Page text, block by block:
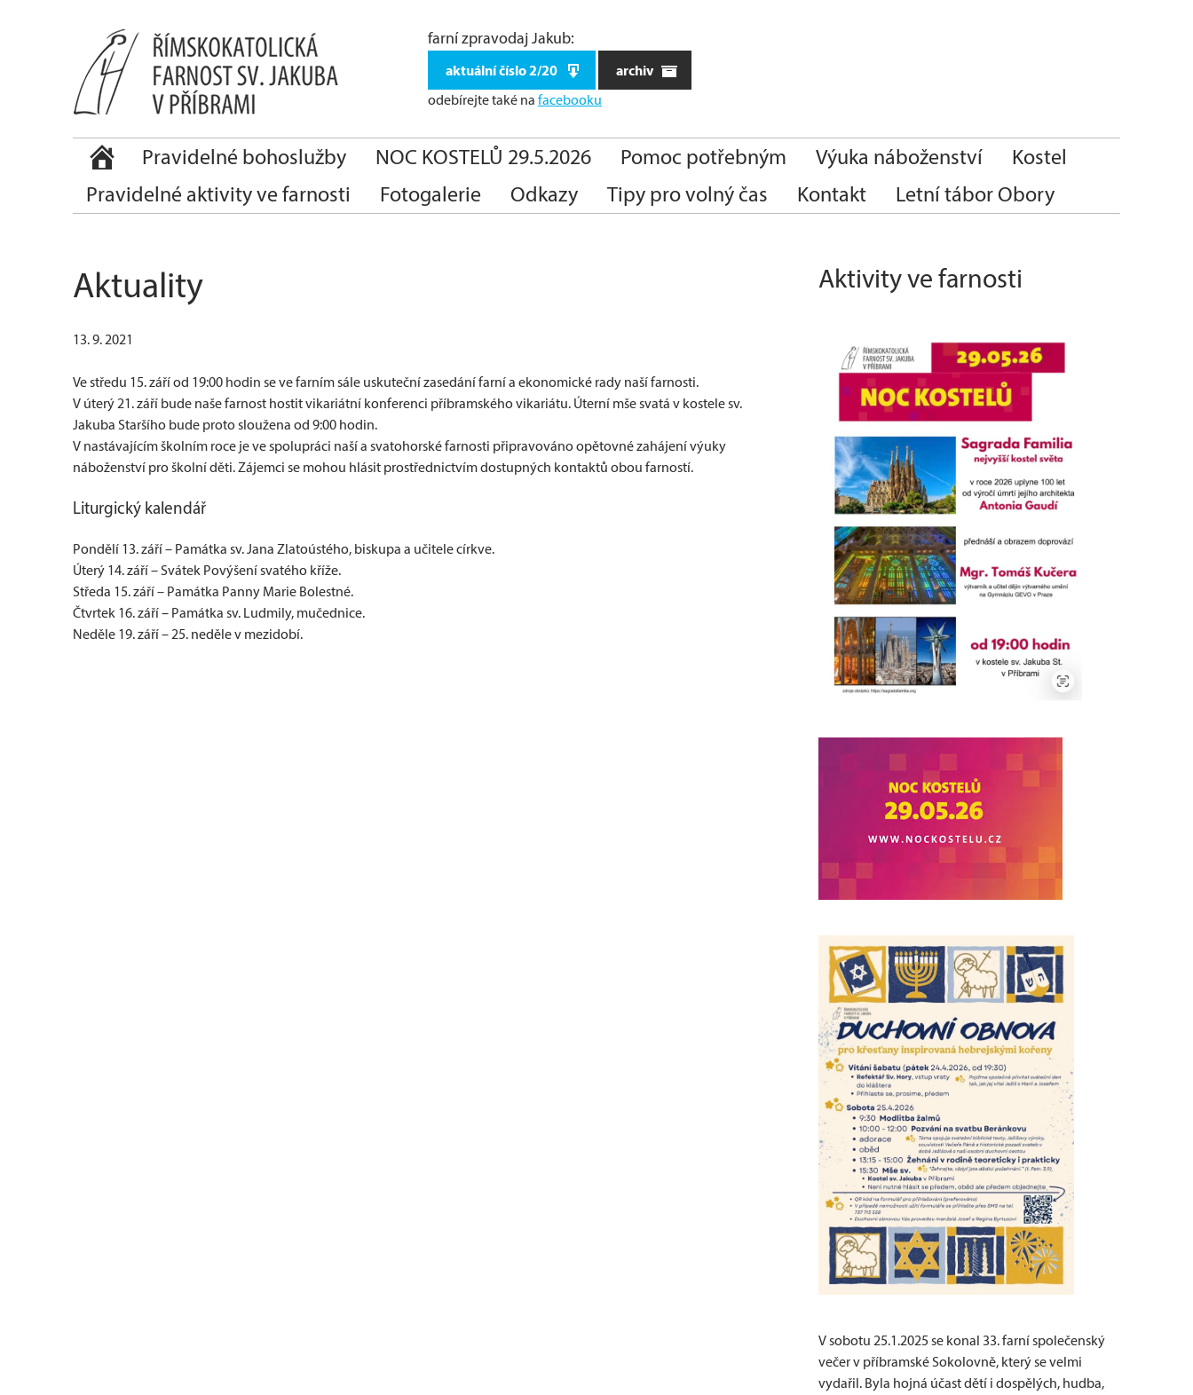
farní zpravodaj Jakub:
aktuální číslo 2/20 archiv
odebírejte také na facebooku
Pravidelné bohoslužby NOC KOSTELŮ 29.5.2026 Pomoc potřebným Výuka náboženství
Kostel
Pravidelné aktivity ve farnosti
Fotogalerie Odkazy Tipy pro volný čas Kontakt Letní tábor Obory
Aktuality
13. 9. 2021
Ve středu 15. září od 19:00 hodin se ve farním sále uskuteční zasedání farní a ekonomické rady naší farnosti.
V úterý 21. září bude naše farnost hostit vikariátní konferenci příbramského vikariátu. Úterní mše svatá v kostele sv.
Jakuba Staršího bude proto sloužena od 9:00 hodin.
V nastávajícím školním roce je ve spolupráci naší a svatohorské farnosti připravováno opětovné zahájení výuky
náboženství pro školní děti. Zájemci se mohou hlásit prostřednictvím dostupných kontaktů obou farností.
Liturgický kalendář
Pondělí 13. září – Památka sv. Jana Zlatoústého, biskupa a učitele církve.
Úterý 14. září – Svátek Povýšení svatého kříže.
Středa 15. září – Památka Panny Marie Bolestné.
Čtvrtek 16. září – Památka sv. Ludmily, mučednice.
Neděle 19. září – 25. neděle v mezidobí.
Aktivity ve farnosti
V sobotu 25.1.2025 se konal 33. farní společenský
večer v příbramské Sokolovně, který se velmi
vydařil. Byla hojná účast dětí i dospělých, hudba,